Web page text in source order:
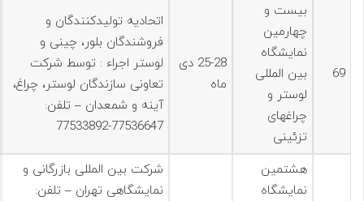
69
بیست و
چهارمین
نمایشگاه
بین المللی
لوستر و
چراغهای
تزئینی
25-28 دی
ماه
اتحادیه تولیدکنندگان و
فروشندگان بلور، چینی و
لوستر اجراء : توسط شرکت
تعاونی سازندگان لوستر، چراغ،
آینه و شمعدان – تلفن:
77536647-77533892
هشتمين
نمایشگاه
شرکت بین المللی بازرگانی و
نمایشگاهی تهران – تلفن: